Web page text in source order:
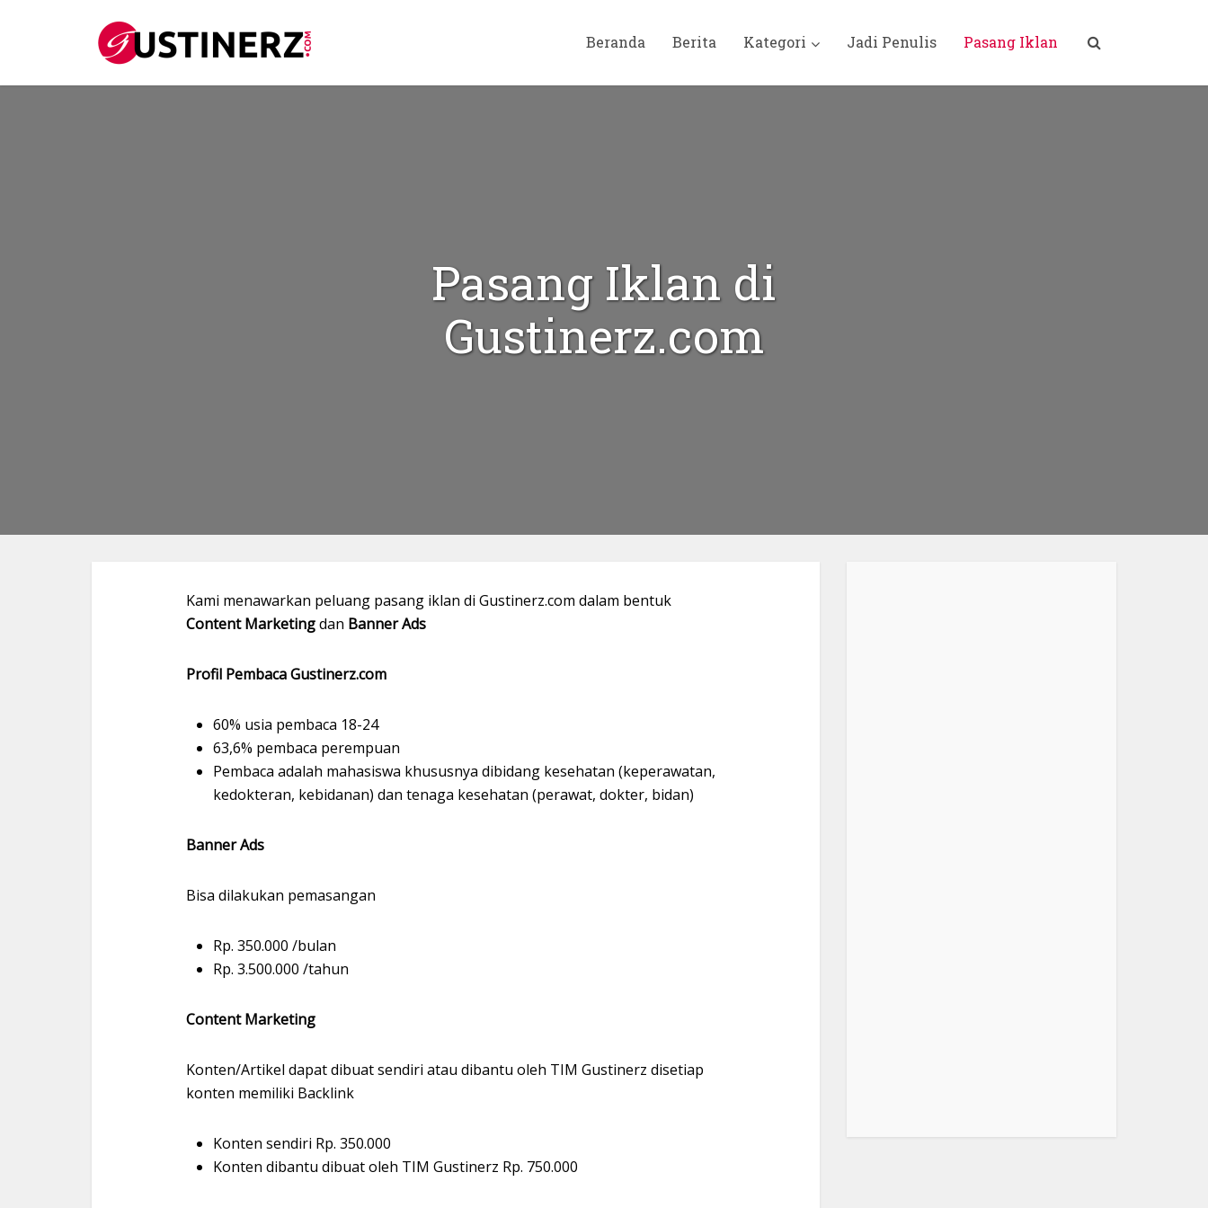
Beranda Berita Kategori Jadi Penulis Pasang Iklan
Pasang Iklan di
Gustinerz.com
Kami menawarkan peluang pasang iklan di Gustinerz.com dalam bentuk
Content Marketingdan Banner Ads
Profil Pembaca Gustinerz.com
60% usia pembaca 18-24
63,6% pembaca perempuan
Pembaca adalah mahasiswa khususnya dibidang kesehatan (keperawatan,
kedokteran, kebidanan) dan tenaga kesehatan (perawat, dokter, bidan)
Banner Ads
Bisa dilakukan pemasangan
Rp. 350.000 /bulan
Rp. 3.500.000 /tahun
Content Marketing
Konten/Artikel dapat dibuat sendiri atau dibantu oleh TIM Gustinerz disetiap
konten memiliki Backlink
Konten sendiri Rp. 350.000
Konten dibantu dibuat oleh TIM Gustinerz Rp. 750.000